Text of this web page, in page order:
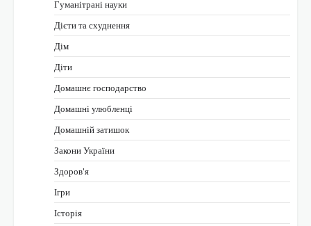
Гуманітрані науки
Дієти та схуднення
Дім
Діти
Домашнє господарство
Домашні улюбленці
Домашній затишок
Закони України
Здоров'я
Ігри
Історія